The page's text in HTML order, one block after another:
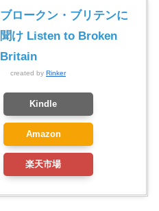
ブロークン・ブリテンに
聞け Listen to Broken
Britain
created by Rinker
Kindle
Amazon
楽天市場